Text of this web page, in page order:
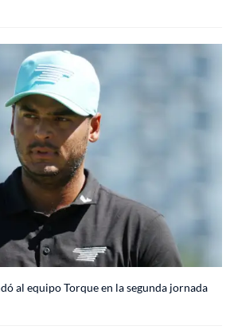
al equipo Torque en la segunda jornada